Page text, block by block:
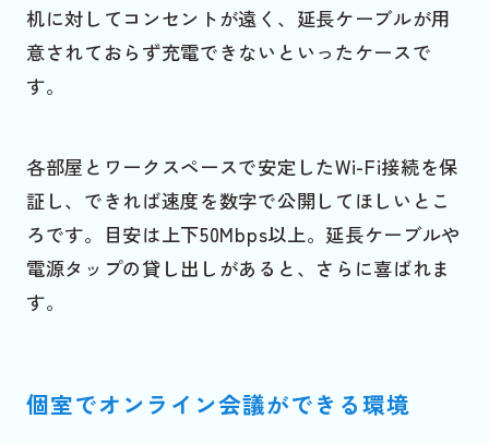
机に対してコンセントが遠く、延長ケーブルが用
意されておらず充電できないといったケースで
す。
各部屋とワークスペースで安定したWi-Fi接続を保
証し、できれば速度を数字で公開してほしいとこ
ろです。目安は上下50Mbps以上。延長ケーブルや
電源タップの貸し出しがあると、さらに喜ばれま
す。
個室でオンライン会議ができる環境